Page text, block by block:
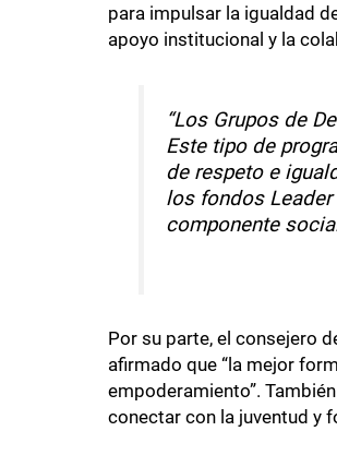
para impulsar la igualdad
apoyo institucional y la
“Los Grupos de
Este tipo de
de respeto e
los fondos
componente
Por su parte, el consejero
afirmado que “la mejor
empoderamiento”.
conectar con la juventud y